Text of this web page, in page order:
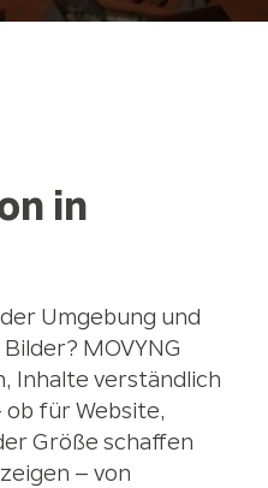
in
Umgebung und
MOVYNG
Inhalte verständlich
für Website,
Größe schaffen
– von